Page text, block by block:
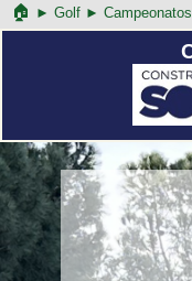
🏠︎ ► Golf ►